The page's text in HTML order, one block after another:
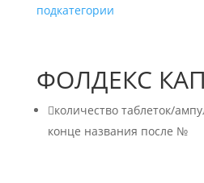
подкатегории
ФОЛДЕКС
количество таблеток/
конце названия после №